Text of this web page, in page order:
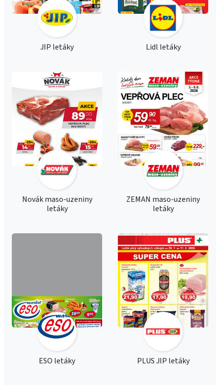
JIP letáky Lidl letáky
Novák maso-uzeniny
letáky
ZEMAN maso-uzeniny
letáky
ESO letáky PLUS JIP letáky